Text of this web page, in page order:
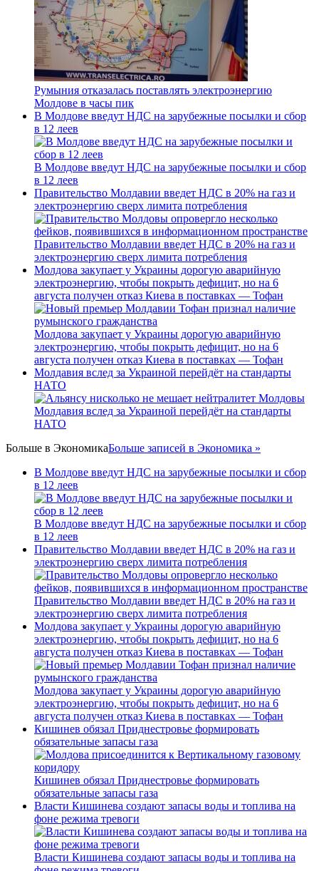
Румыния отказалась поставлять электроэнергию
Молдове в часы пик
В Молдове введут НДС на зарубежные посылки и сбор
в 12 леев
В Молдове введут НДС на зарубежные посылки и сбор
в 12 леев
Правительство Молдавии введет НДС в 20% на газ и
электроэнергию сверх лимита потребления
Правительство Молдавии введет НДС в 20% на газ и
электроэнергию сверх лимита потребления
Молдова закупает у Украины дорогую аварийную
электроэнергию, чтобы покрыть дефицит, но на 6
августа получен отказ Киева в поставках — Тофан
Молдова закупает у Украины дорогую аварийную
электроэнергию, чтобы покрыть дефицит, но на 6
августа получен отказ Киева в поставках — Тофан
Молдавия вслед за Украиной перейдёт на стандарты
НАТО
Молдавия вслед за Украиной перейдёт на стандарты
НАТО
Больше в ЭкономикаБольше записей в Экономика »
В Молдове введут НДС на зарубежные посылки и сбор
в 12 леев
В Молдове введут НДС на зарубежные посылки и сбор
в 12 леев
Правительство Молдавии введет НДС в 20% на газ и
электроэнергию сверх лимита потребления
Правительство Молдавии введет НДС в 20% на газ и
электроэнергию сверх лимита потребления
Молдова закупает у Украины дорогую аварийную
электроэнергию, чтобы покрыть дефицит, но на 6
августа получен отказ Киева в поставках — Тофан
Молдова закупает у Украины дорогую аварийную
электроэнергию, чтобы покрыть дефицит, но на 6
августа получен отказ Киева в поставках — Тофан
Кишинев обязал Приднестровье формировать
обязательные запасы газа
Кишинев обязал Приднестровье формировать
обязательные запасы газа
Власти Кишинева создают запасы воды и топлива на
фоне режима тревоги
Власти Кишинева создают запасы воды и топлива на